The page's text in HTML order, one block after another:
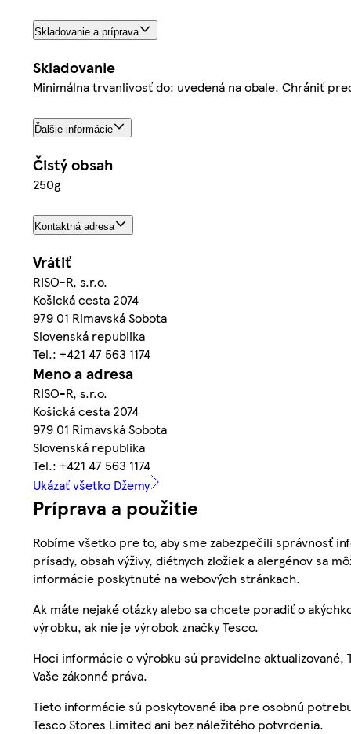
Skladovanie a príprava
Skladovanie
Minimálna trvanlivosť do: uvedená na obale. Chrániť
Ďalšie informácie
Čistý obsah
250g
Kontaktná adresa
Vrátiť
RISO-R, s.r.o.
Košická cesta 2074
979 01 Rimavská Sobota
Slovenská republika
Tel.: +421 47 563 1174
Meno a adresa
RISO-R, s.r.o.
Košická cesta 2074
979 01 Rimavská Sobota
Slovenská republika
Tel.: +421 47 563 1174
Ukázať všetko Džemy
Príprava a použitie
Robíme všetko pre to, aby sme zabezpečili správnosť
prísady, obsah výživy, diétnych zložiek a alergénov sa
informácie poskytnuté na webových stránkach.
Ak máte nejaké otázky alebo sa chcete poradiť o
výrobku, ak nie je výrobok značky Tesco.
Hoci informácie o výrobku sú pravidelne
Vaše zákonné práva.
Tieto informácie sú poskytované iba pre osobnú
Tesco Stores Limited ani bez náležitého potvrdenia.